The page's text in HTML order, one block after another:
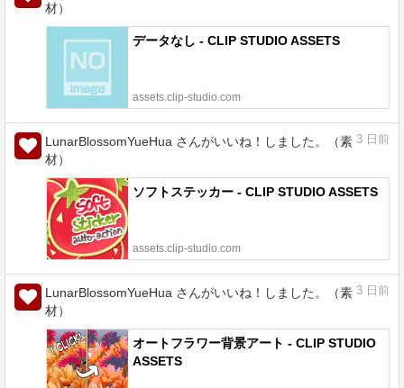
材）
データなし - CLIP STUDIO ASSETS
assets.clip-studio.com
LunarBlossomYueHua さんがいいね！しました。（素
材）
3 日前
ソフトステッカー - CLIP STUDIO ASSETS
assets.clip-studio.com
LunarBlossomYueHua さんがいいね！しました。（素
材）
3 日前
オートフラワー背景アート - CLIP STUDIO
ASSETS